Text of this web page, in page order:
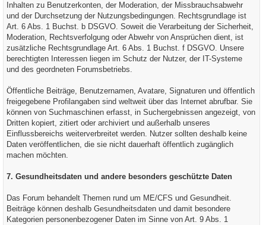
Inhalten zu Benutzerkonten, der Moderation, der Missbrauchsabwehr
und der Durchsetzung der Nutzungsbedingungen. Rechtsgrundlage ist
Art. 6 Abs. 1 Buchst. b DSGVO. Soweit die Verarbeitung der Sicherheit,
Moderation, Rechtsverfolgung oder Abwehr von Ansprüchen dient, ist
zusätzliche Rechtsgrundlage Art. 6 Abs. 1 Buchst. f DSGVO. Unsere
berechtigten Interessen liegen im Schutz der Nutzer, der IT-Systeme
und des geordneten Forumsbetriebs.
Öffentliche Beiträge, Benutzernamen, Avatare, Signaturen und öffentlich
freigegebene Profilangaben sind weltweit über das Internet abrufbar. Sie
können von Suchmaschinen erfasst, in Suchergebnissen angezeigt, von
Dritten kopiert, zitiert oder archiviert und außerhalb unseres
Einflussbereichs weiterverbreitet werden. Nutzer sollten deshalb keine
Daten veröffentlichen, die sie nicht dauerhaft öffentlich zugänglich
machen möchten.
7. Gesundheitsdaten und andere besonders geschützte Daten
Das Forum behandelt Themen rund um ME/CFS und Gesundheit.
Beiträge können deshalb Gesundheitsdaten und damit besondere
Kategorien personenbezogener Daten im Sinne von Art. 9 Abs. 1